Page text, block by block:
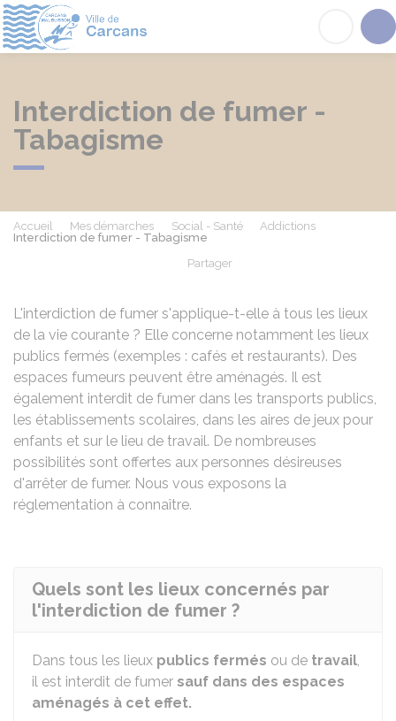
Interdiction de fumer -
Tabagisme
Accueil Mes démarches Social - Santé
Addictions
Interdiction de fumer - Tabagisme
Partager
L'interdiction de fumer s'applique-t-elle à tous les lieux
de la vie courante ? Elle concerne notamment les lieux
publics fermés (exemples : cafés et restaurants). Des
espaces fumeurs peuvent être aménagés. Il est
également interdit de fumer dans les transports publics,
les établissements scolaires, dans les aires de jeux pour
enfants et sur le lieu de travail. De nombreuses
possibilités sont offertes aux personnes désireuses
d'arrêter de fumer. Nous vous exposons la
réglementation à connaître.
Quels sont les lieux concernés par
l'interdiction de fumer ?
Dans tous les lieux publics fermés ou de travail,
il est interdit de fumer sauf dans des espaces
aménagés à cet effet.